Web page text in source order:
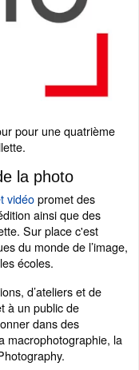
pour une quatrième
la photo
vidéopromet des
ainsi que des
Sur place c'est
du monde de l’image,
écoles.
d’ateliers et de
à un public de
dans des
macrophotographie, la